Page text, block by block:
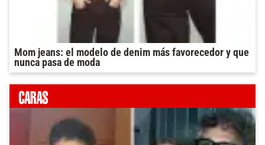
Mom jeans: el modelo de denim más favorecedor y que
nunca pasa de moda